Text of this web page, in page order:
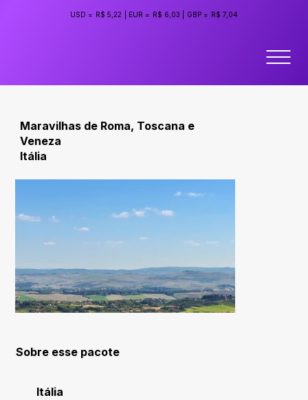
USD = R$ 5,22 EUR = R$ 6,03 GBP = R$ 7,04
Maravilhas de Roma, Toscana e
Veneza
Itália
Sobre esse pacote
Itália